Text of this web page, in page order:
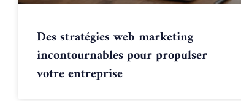
Des stratégies web marketing
incontournables pour propulser
votre entreprise